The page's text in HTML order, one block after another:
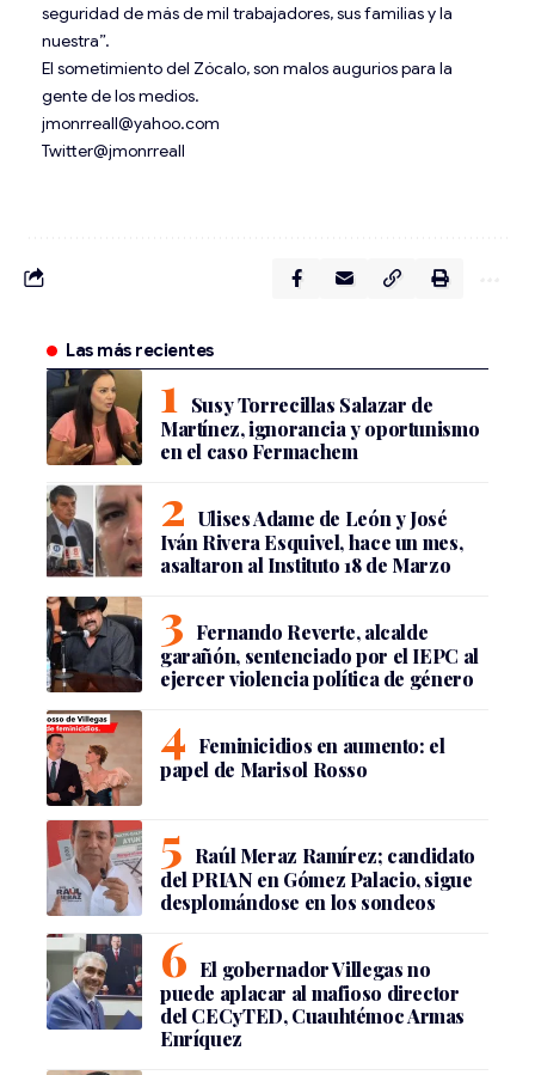
seguridad de más de mil trabajadores, sus familias y la
nuestra”.
El sometimiento del Zócalo, son malos augurios para la
gente de los medios.
jmonrreall@yahoo.com
Twitter@jmonrreall
Las más recientes
Susy Torrecillas Salazar de
Martínez, ignorancia y oportunismo
en el caso Fermachem
Ulises Adame de León y José
Iván Rivera Esquivel, hace un mes,
asaltaron al Instituto 18 de Marzo
Fernando Reverte, alcalde
garañón, sentenciado por el IEPC al
ejercer violencia política de género
Feminicidios en aumento: el
papel de Marisol Rosso
Raúl Meraz Ramírez; candidato
del PRIAN en Gómez Palacio, sigue
desplomándose en los sondeos
El gobernador Villegas no
puede aplacar al mafioso director
del CECyTED, Cuauhtémoc Armas
Enríquez